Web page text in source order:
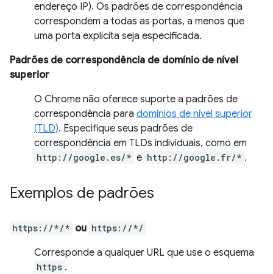
endereço IP). Os padrões de correspondência
correspondem a todas as portas, a menos que
uma porta explícita seja especificada.
Padrões de correspondência de domínio de nível
superior
O Chrome não oferece suporte a padrões de
correspondência para domínios de nível superior
(TLD). Especifique seus padrões de
correspondência em TLDs individuais, como em
http://google.es/* e http://google.fr/* .
Exemplos de padrões
https://*/* ou https://*/
Corresponde a qualquer URL que use o esquema
https .